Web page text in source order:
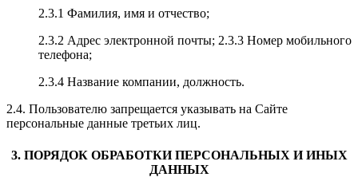
2.3.1 Фамилия, имя и отчество;
2.3.2 Адрес электронной почты; 2.3.3 Номер мобильного
телефона;
2.3.4 Название компании, должность.
2.4. Пользователю запрещается указывать на Сайте
персональные данные третьих лиц.
3. ПОРЯДОК ОБРАБОТКИ ПЕРСОНАЛЬНЫХ И ИНЫХ
ДАННЫХ